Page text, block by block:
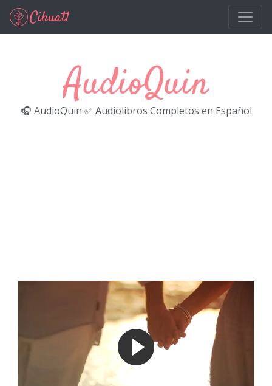
Ir al contenido principal
AudioQuin
🎧 AudioQuin ✅ Audiolibros Completos en Español